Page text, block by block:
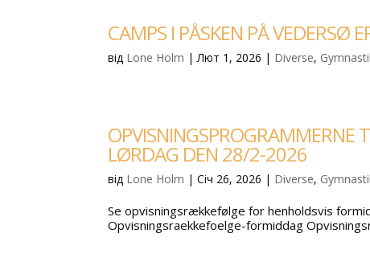
CAMPS I PÅSKEN PÅ VEDERSØ
від Lone Holm |Лют 1, 2026 | Diverse,
OPVISNINGSPROGRAMMERNE
LØRDAG DEN 28/2-2026
від Lone Holm |Січ 26, 2026 | Diverse,
Se opvisningsrækkefølge for henholdsvis
Opvisningsraekkefoelge-formiddag